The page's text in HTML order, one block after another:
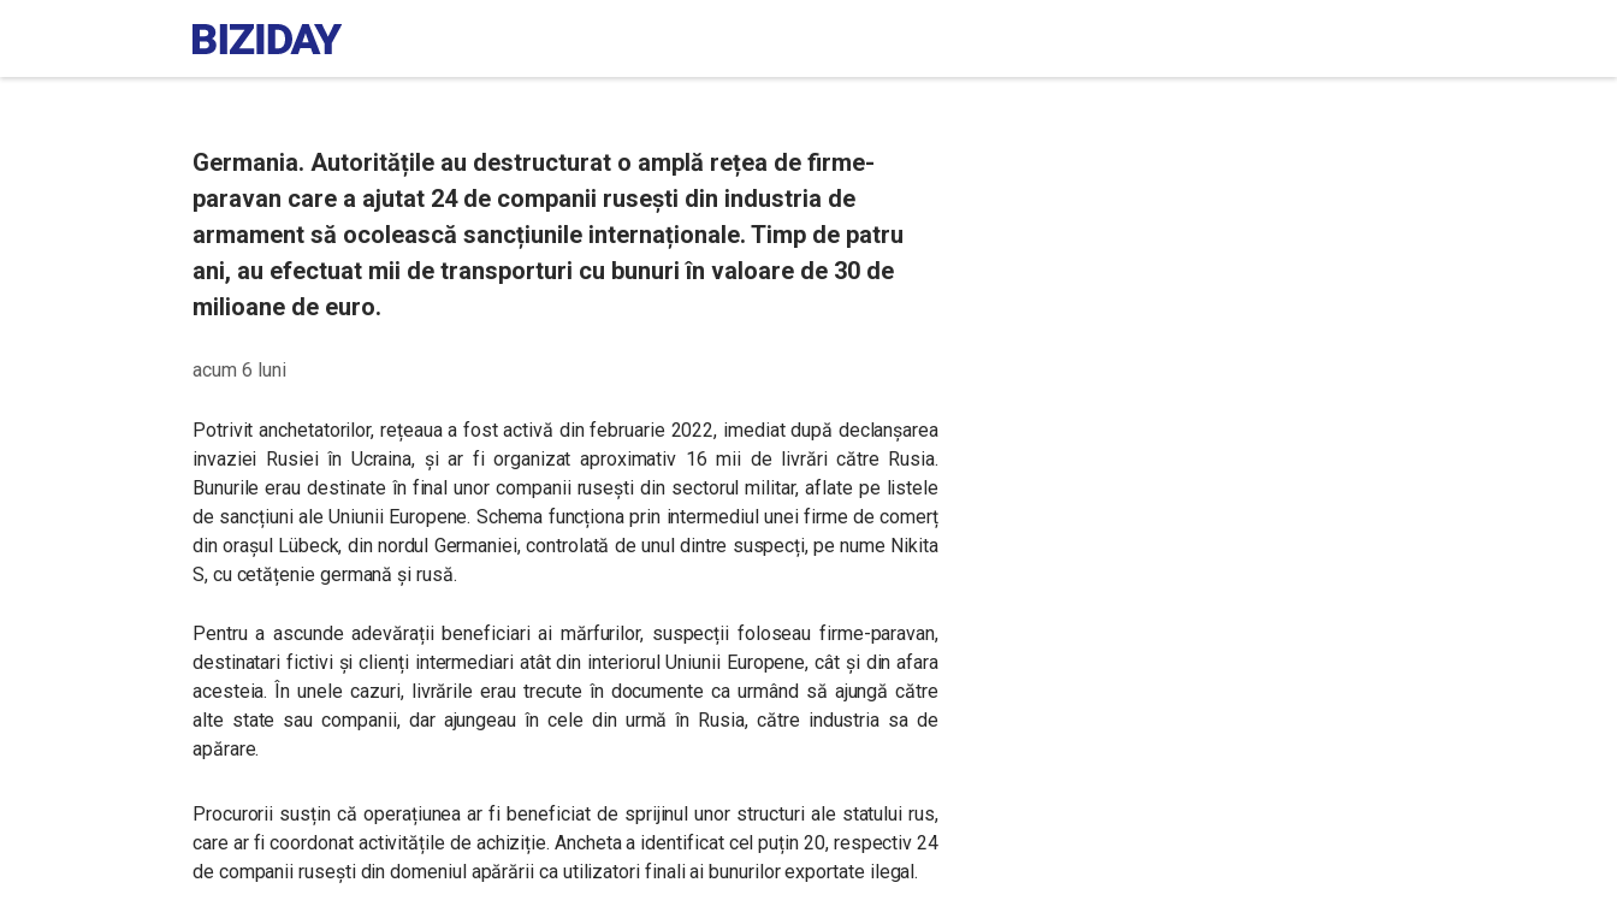
Germania. Autoritățile au destructurat o amplă rețea de firme-
paravan care a ajutat 24 de companii rusești din industria de
armament să ocolească sancțiunile internaționale. Timp de patru
ani, au efectuat mii de transporturi cu bunuri în valoare de 30 de
milioane de euro.
acum 6 luni
Potrivit anchetatorilor, rețeaua a fost activă din februarie 2022, imediat după declanșarea
invaziei Rusiei în Ucraina, și ar fi organizat aproximativ 16 mii de livrări către Rusia.
Bunurile erau destinate în final unor companii rusești din sectorul militar, aflate pe listele
de sancțiuni ale Uniunii Europene. Schema funcționa prin intermediul unei firme de comerț
din orașul Lübeck, din nordul Germaniei, controlată de unul dintre suspecți, pe nume Nikita
S, cu cetățenie germană și rusă.
Pentru a ascunde adevărații beneficiari ai mărfurilor, suspecții foloseau firme-paravan,
destinatari fictivi și clienți intermediari atât din interiorul Uniunii Europene, cât și din afara
acesteia. În unele cazuri, livrările erau trecute în documente ca urmând să ajungă către
alte state sau companii, dar ajungeau în cele din urmă în Rusia, către industria sa de
apărare.
Procurorii susțin că operațiunea ar fi beneficiat de sprijinul unor structuri ale statului rus,
care ar fi coordonat activitățile de achiziție. Ancheta a identificat cel puțin 20, respectiv 24
de companii rusești din domeniul apărării ca utilizatori finali ai bunurilor exportate ilegal.